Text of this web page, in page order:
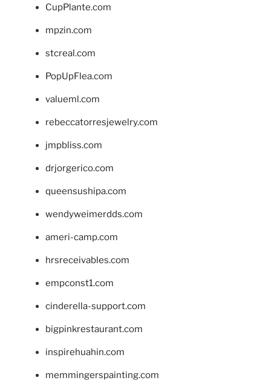
CupPlante.com
mpzin.com
stcreal.com
PopUpFlea.com
valueml.com
rebeccatorresjewelry.com
jmpbliss.com
drjorgerico.com
queensushipa.com
wendyweimerdds.com
ameri-camp.com
hrsreceivables.com
empconst1.com
cinderella-support.com
bigpinkrestaurant.com
inspirehuahin.com
memmingerspainting.com